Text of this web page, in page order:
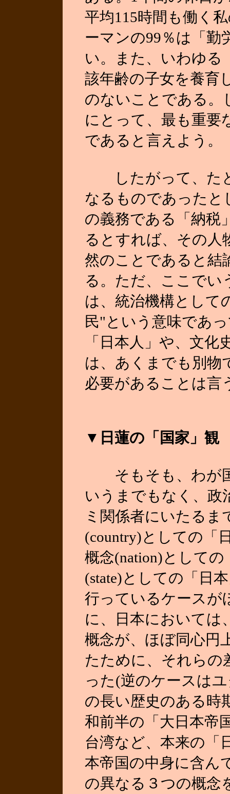
平均115時間も働く
ーマンの99％は「勤
い。また、いわゆる
該年齢の子女を養育
のないことである。
にとって、最も重要
であると言えよう。
したがって、た
なるものであったと
の義務である「納税
るとすれば、その人
然のことであると結
る。ただ、ここでい
は、統治機構として
民"という意味であ
「日本人」や、文
は、あくまでも別物
必要があることは言
▼日蓮の「国家」観
そもそも、わが国
いうまでもなく、政
ミ関係者にいたるま
(country)としての「
概念(nation)として
(state)としての「日
行っているケースが
に、日本においては
概念が、ほぼ同心円
たために、それらの
った(逆のケースは
の長い歴史のある時
和前半の「大日本帝
台湾など、本来の「
本帝国の中身に含ん
の異なる３つの概念